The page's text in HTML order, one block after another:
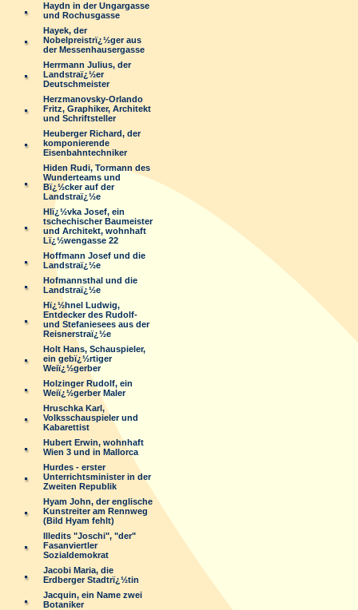
Haydn in der Ungargasse
und Rochusgasse
Hayek, der
Nobelpreistrï¿½ger aus
der Messenhausergasse
Herrmann Julius, der
Landstraï¿½er
Deutschmeister
Herzmanovsky-Orlando
Fritz, Graphiker, Architekt
und Schriftsteller
Heuberger Richard, der
komponierende
Eisenbahntechniker
Hiden Rudi, Tormann des
Wunderteams und
Bï¿½cker auf der
Landstraï¿½e
Hlï¿½vka Josef, ein
tschechischer Baumeister
und Architekt, wohnhaft
Lï¿½wengasse 22
Hoffmann Josef und die
Landstraï¿½e
Hofmannsthal und die
Landstraï¿½e
Hï¿½hnel Ludwig,
Entdecker des Rudolf-
und Stefaniesees aus der
Reisnerstraï¿½e
Holt Hans, Schauspieler,
ein gebï¿½rtiger
Weiï¿½gerber
Holzinger Rudolf, ein
Weiï¿½gerber Maler
Hruschka Karl,
Volksschauspieler und
Kabarettist
Hubert Erwin, wohnhaft
Wien 3 und in Mallorca
Hurdes - erster
Unterrichtsminister in der
Zweiten Republik
Hyam John, der englische
Kunstreiter am Rennweg
(Bild Hyam fehlt)
Illedits "Joschi", "der"
Fasanviertler
Sozialdemokrat
Jacobi Maria, die
Erdberger Stadtrï¿½tin
Jacquin, ein Name zwei
Botaniker